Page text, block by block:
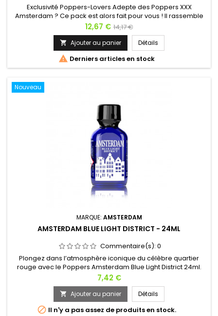
Exclusivité Poppers-Lovers Adepte des Poppers XXX
Amsterdam ? Ce pack est alors fait pour vous ! Il rassemble
les deux succès de cette marque le Poppers XXX Amsterdam
Pride 24ml et le XXX Amsterdam Ultra Strong 24ml. Le Pride
est à base d'Amyl et le Ultra Strong à base de Pentyl. Deux
molécules pour deux effets différents et deux fois plus de
plaisir !
Prix
12,67 € Prix
de
base
14,17 €
 Ajouter au panier Détails
 Derniers articles en stock
Nouveau
MARQUE: AMSTERDAM
AMSTERDAM BLUE LIGHT DISTRICT - 24ML
Commentaire(s): 0
Plongez dans l’atmosphère iconique du célèbre quartier
rouge avec le Poppers Amsterdam Blue Light District 24ml.
Inspiré par les nuits vibrantes de la capitale Néerlandaise, sa
formule à base de nitrite de Pentyl libère un arôme puissant
capable de métamorphoser l’ambiance en quelques
secondes. Dès l’ouverture du flacon, une énergie sensuelle
se diffuse...
Prix
7,42 €
 Ajouter au panier Détails
 Il n'y a pas assez de produits en stock.